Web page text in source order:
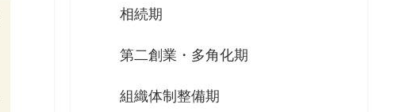
相続期
第二創業・多角化期
組織体制整備期